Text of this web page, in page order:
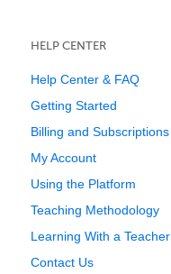
HELP CENTER
Help Center & FAQ
Getting Started
Billing and Subscriptions
My Account
Using the Platform
Teaching Methodology
Learning With a Teacher
Contact Us